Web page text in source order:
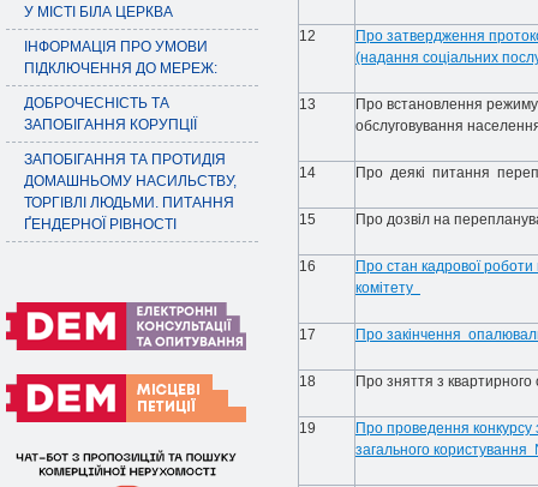
У МІСТІ БІЛА ЦЕРКВА
ІНФОРМАЦІЯ ПРО УМОВИ
ПІДКЛЮЧЕННЯ ДО МЕРЕЖ:
ДОБРОЧЕСНІСТЬ ТА
ЗАПОБІГАННЯ КОРУПЦІЇ
ЗАПОБІГАННЯ ТА ПРОТИДІЯ
ДОМАШНЬОМУ НАСИЛЬСТВУ,
ТОРГІВЛІ ЛЮДЬМИ. ПИТАННЯ
ҐЕНДЕРНОЇ РІВНОСТІ
12
Про затвердження
(надання соціальних
13
Про встановлення режиму
обслуговування
14 Про деякі питання
15 Про дозвіл на
16
Про стан кадрової роботи
комітету
17 Про закінчення
18 Про зняття з квартирного
19
Про проведення конкурсу
загального